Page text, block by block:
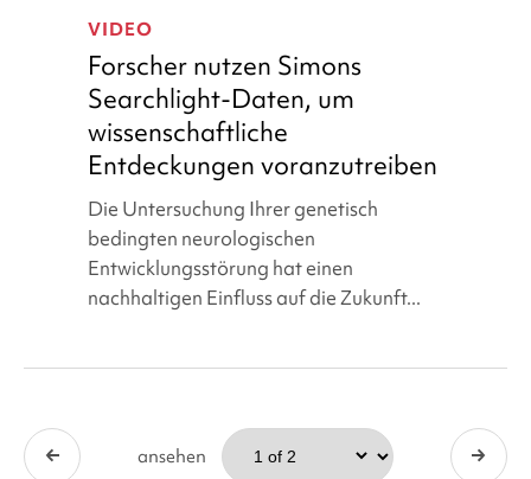
nutzen
Simons
Searchlight-
Daten,
um
wissenschaftliche
voranzutreiben
VIDEO
Forscher nutzen Simons
Searchlight-Daten, um
wissenschaftliche
Entdeckungen voranzutreiben
Die Untersuchung Ihrer genetisch
bedingten neurologischen
Entwicklungsstörung hat einen
nachhaltigen Einfluss auf die Zukunft...
ansehen